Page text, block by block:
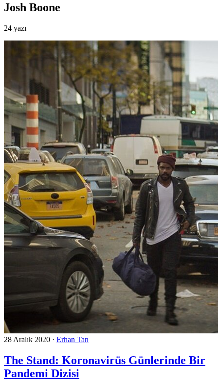
Josh Boone
24 yazı
28 Aralık 2020 · Erhan Tan
The Stand: Koronavirüs Günlerinde Bir
Pandemi Dizisi